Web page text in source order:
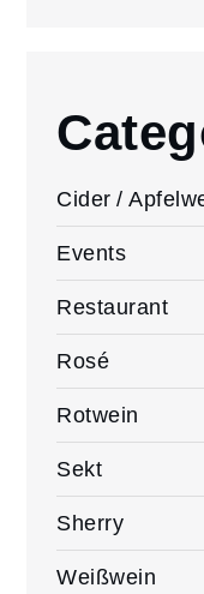
Cider /
Events
Restaurant
Rosé
Rotwein
Sekt
Sherry
Weißwein